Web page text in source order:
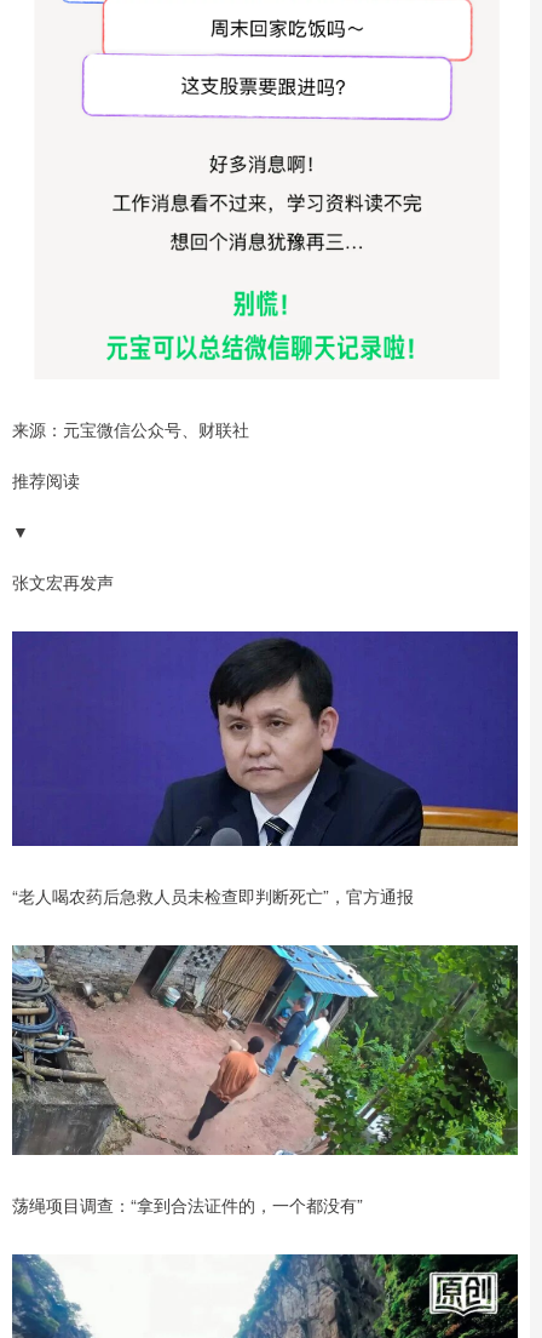
来源：元宝微信公众号、财联社
推荐阅读
▼
张文宏再发声
“老人喝农药后急救人员未检查即判断死亡”，官方通报
荡绳项目调查：“拿到合法证件的，一个都没有”